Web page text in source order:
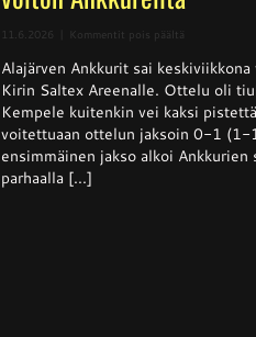
11.6.2026 Kommentit pois päältä
–
Kempele
haki
niukan
voiton
Ankkureilta
Alajärven Ankkurit sai
Kirin Saltex Areenalle. Ottelu oli
Kempele kuitenkin vei kaksi
voitettuaan ottelun jaksoin 0-1
ensimmäinen jakso alkoi Ankkurien
parhaalla [...]